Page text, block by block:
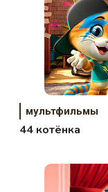
мультфильмы
44 котёнка